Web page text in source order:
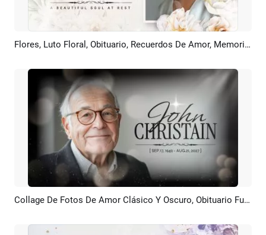
Previsualizar Crear IA Flores, Luto Floral, Obituario, Recuerdos De Amor, Memorial, Funeral, Collage De Fotos, Presentación De Diapositivas
Previsualizar Crear IA Collage De Fotos De Amor Clásico Y Oscuro, Obituario Funerario Para Un Hombre, Presentación Con Diapositivas